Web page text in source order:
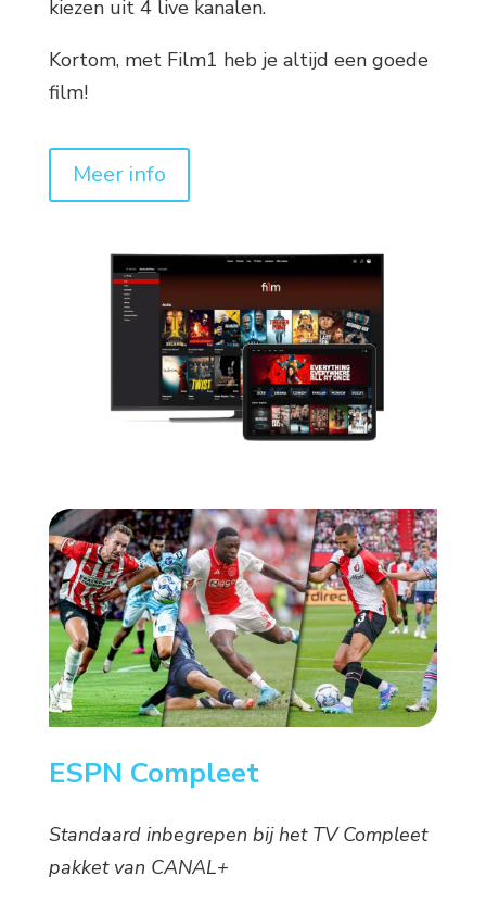
kiezen uit 4 live kanalen.
Kortom, met Film1 heb je altijd een goede
film!
Meer info
ESPN Compleet
Standaard inbegrepen bij het TV Compleet
pakket van CANAL+